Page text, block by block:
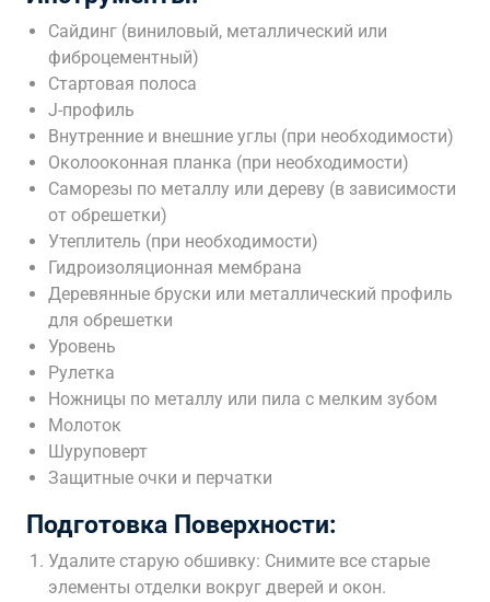
Сайдинг (виниловый, металлический или
фиброцементный)
Стартовая полоса
J-профиль
Внутренние и внешние углы (при необходимости)
Околооконная планка (при необходимости)
Саморезы по металлу или дереву (в зависимости
от обрешетки)
Утеплитель (при необходимости)
Гидроизоляционная мембрана
Деревянные бруски или металлический профиль
для обрешетки
Уровень
Рулетка
Ножницы по металлу или пила с мелким зубом
Молоток
Шуруповерт
Защитные очки и перчатки
Подготовка Поверхности:
Удалите старую обшивку: Снимите все старые
элементы отделки вокруг дверей и окон.